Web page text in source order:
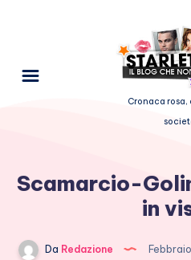
Cronaca rosa,
Scamarcio-
in
Da Redazione